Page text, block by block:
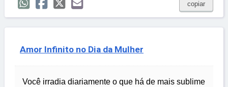
copiar
Amor Infinito no Dia da Mulher
Você irradia diariamente o que há de mais sublime